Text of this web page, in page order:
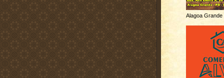
Alagoa Grande